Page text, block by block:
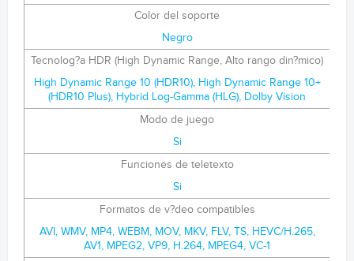
Color del soporte
Negro
Tecnolog?a HDR (High Dynamic Range, Alto rango din?mico)
High Dynamic Range 10 (HDR10), High Dynamic Range 10+
(HDR10 Plus), Hybrid Log-Gamma (HLG), Dolby Vision
Modo de juego
Si
Funciones de teletexto
Si
Formatos de v?deo compatibles
AVI, WMV, MP4, WEBM, MOV, MKV, FLV, TS, HEVC/H.265,
AV1, MPEG2, VP9, H.264, MPEG4, VC-1